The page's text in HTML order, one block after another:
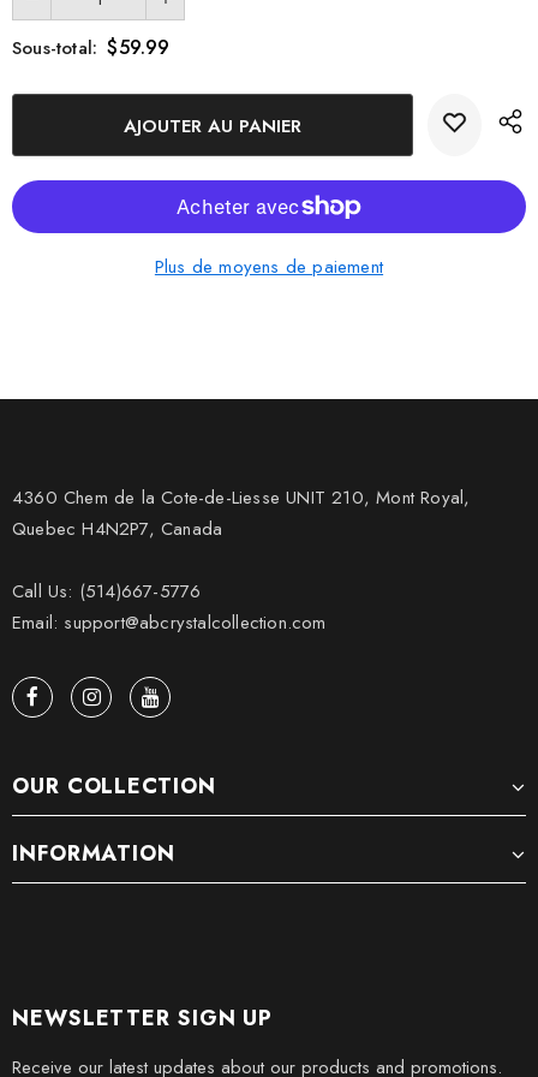
Xxl - 6 x 8 x 3 pouces xxl (6 x 8 x 3
pouces)
Sous-total: $59.99
Plus de moyens de paiement
4360 Chem de la Cote-de-Liesse UNIT 210, Mont Royal,
Quebec H4N2P7, Canada
Call Us: (514)667-5776
Email: support@abcrystalcollection.com
OUR COLLECTION
INFORMATION
NEWSLETTER SIGN UP
Receive our latest updates about our products and promotions.